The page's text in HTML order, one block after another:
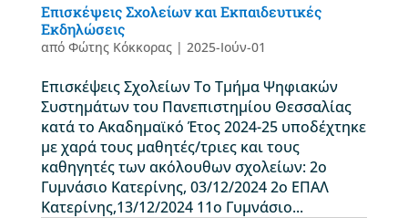
Επισκέψεις Σχολείων και Εκπαιδευτικές
Εκδηλώσεις
από Φώτης Κόκκορας| 2025-Ιούν-01
Επισκέψεις Σχολείων Το Τμήμα Ψηφιακών
Συστημάτων του Πανεπιστημίου Θεσσαλίας
κατά το Ακαδημαϊκό Έτος 2024-25 υποδέχτηκε
με χαρά τους μαθητές/τριες και τους
καθηγητές των ακόλουθων σχολείων: 2ο
Γυμνάσιο Κατερίνης, 03/12/2024 2ο ΕΠΑΛ
Κατερίνης,13/12/2024 11ο Γυμνάσιο...